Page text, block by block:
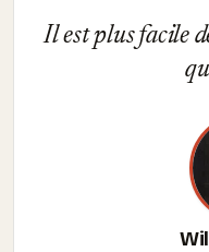
Il est plus facile